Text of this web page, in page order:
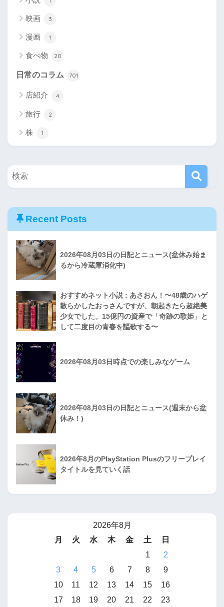
映画 3
漫画 1
食べ物 20
日常のコラム 701
店紹介 4
旅行 2
株 1
Recent Posts
2026年08月03日の日記とニュース(盆休み始ま
るから冷蔵庫消化中)
おすすめネット小説 : あさおん！〜48歳のハゲ
散らかしたおっさんですが、朝起きたら超絶美
少女でした。15億円の資産で「奇跡の歌姫」と
して二度目の青春を謳歌する〜
2026年08月03日時点での楽しみなゲーム
2026年08月03日の日記とニュース(週末から盆
休み！)
2026年8月のPlayStation Plusのフリープレイ
タイトルを見ていく話
2026年8月
月
火 水 木 金 土
日
1
2
3
4 5 6 7 8
9
10
11 12 13 14 15
16
17
18 19 20 21 22
23